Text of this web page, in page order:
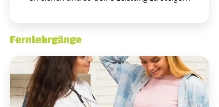
Fernlehrgänge